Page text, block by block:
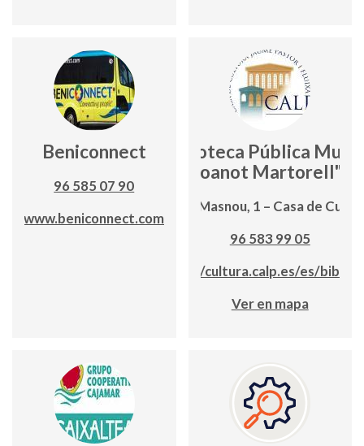
Beniconnect
96 585 07 90
www.beniconnect.com
Biblioteca Pública
"Joanot Martorell"
Avd. Masnou, 1 – Casa de
96 583 99 05
https://cultura.calp.es/es/
Ver en mapa